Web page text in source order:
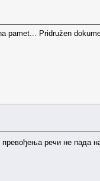
pamet... Pridružen
речи не пада